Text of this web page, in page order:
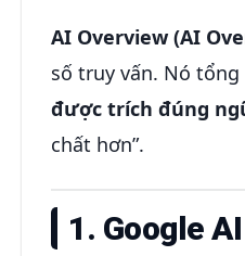
AI Overview (AI
số truy vấn. Nó
được trích đúng
chất hơn”.
1. Google